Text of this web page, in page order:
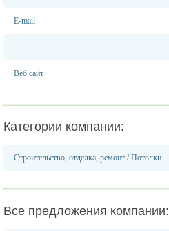
E-mail
Веб сайт
Категории компании:
Строительство, отделка, ремонт /Потолки
Все предложения компании: